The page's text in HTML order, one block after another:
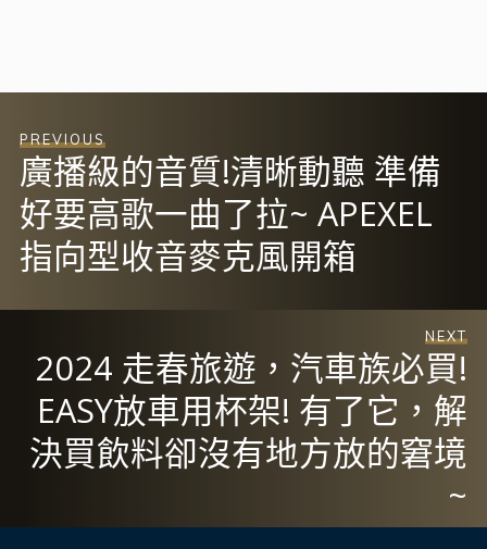
PREVIOUS
廣播級的音質!清晰動聽 準備
好要高歌一曲了拉~ APEXEL
指向型收音麥克風開箱
NEXT
2024 走春旅遊，汽車族必買!
EASY放車用杯架! 有了它，解
決買飲料卻沒有地方放的窘境
~